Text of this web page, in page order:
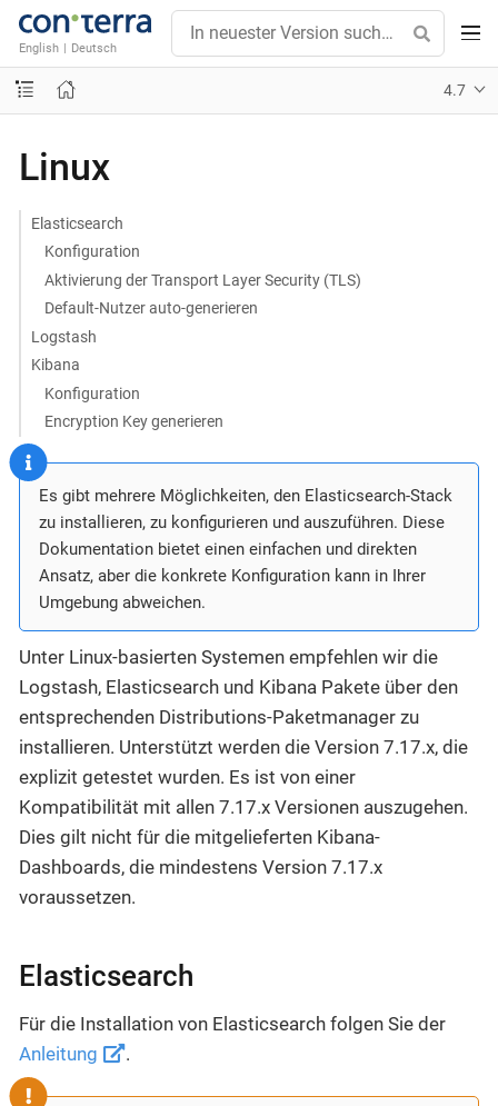
English | Deutsch
4.7
Linux
Elasticsearch
Konfiguration
Aktivierung der Transport Layer Security (TLS)
Default-Nutzer auto-generieren
Logstash
Kibana
Konfiguration
Encryption Key generieren
Es gibt mehrere Möglichkeiten, den Elasticsearch-Stack
zu installieren, zu konfigurieren und auszuführen. Diese
Dokumentation bietet einen einfachen und direkten
Ansatz, aber die konkrete Konfiguration kann in Ihrer
Umgebung abweichen.
Unter Linux-basierten Systemen empfehlen wir die
Logstash, Elasticsearch und Kibana Pakete über den
entsprechenden Distributions-Paketmanager zu
installieren. Unterstützt werden die Version 7.17.x, die
explizit getestet wurden. Es ist von einer
Kompatibilität mit allen 7.17.x Versionen auszugehen.
Dies gilt nicht für die mitgelieferten Kibana-
Dashboards, die mindestens Version 7.17.x
voraussetzen.
Elasticsearch
Für die Installation von Elasticsearch folgen Sie der
Anleitung
.